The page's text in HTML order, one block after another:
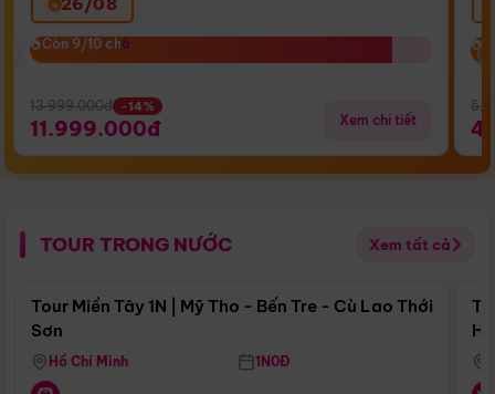
Còn 9/10 chỗ
Còn 9/10 chỗ
13.999.000đ -14%
11.999.000đ Xem chi tiết
TOUR TRONG NƯỚC Xem tất cả
Điểm nổi bật
Tour Miền Tây 1N | Mỹ Tho - Bến Tre - Cù Lao Thới
Sơn
Hồ Chí Minh 1N0Đ